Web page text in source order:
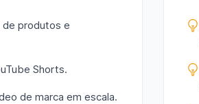
de produtos e
Shorts.
de marca em escala.